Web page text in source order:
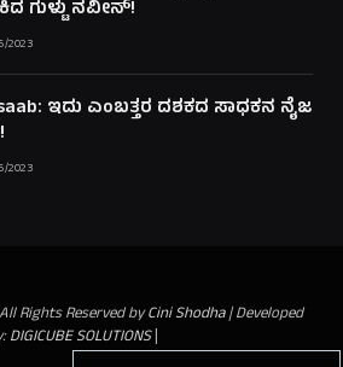
ಗುಳ್ಟು ನವೀನ್!
2023
ಇದು ಎಂಬತ್ತರ ದಶಕದ ಸಾಧಕನ ನೈಜ
2023
Rights Reserved byCini Shodha| Developed
DIGICUBE SOLUTIONS|